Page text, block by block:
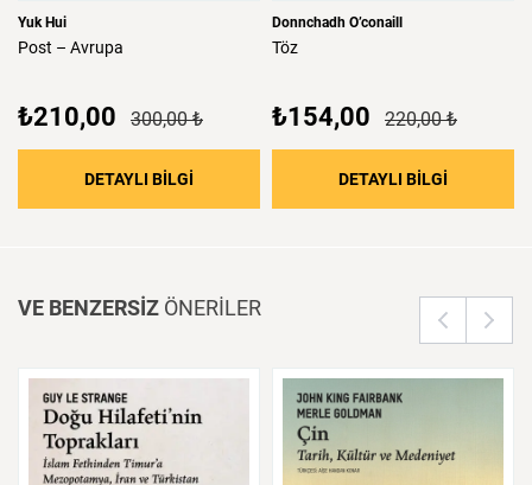
Yuk Hui
Post – Avrupa
₺210,00 300,00 ₺
DETAYLI BİLGİ
Donnchadh O’conaill
Töz
₺154,00 220,00 ₺
DETAYLI BİLGİ
VE BENZERSİZ ÖNERİLER